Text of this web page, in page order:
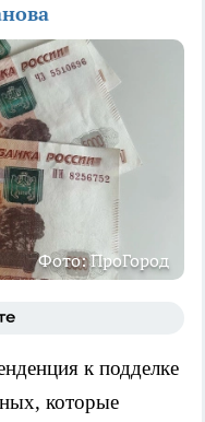
Фото: ПроГород
к подделке
которые